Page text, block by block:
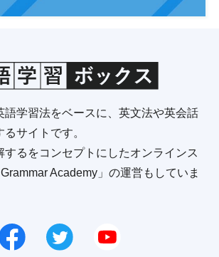
語学習法をベースに、英文法や英会話
サイトです。
するをコンセプトにしたオンラインス
Academy」の運営もしていま